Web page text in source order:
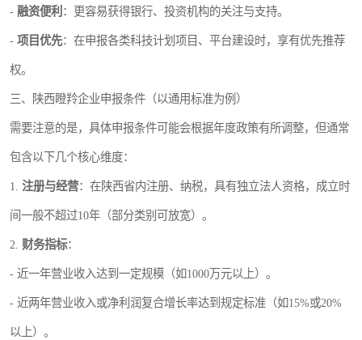
- 融资便利 ：更容易获得银行、投资机构的关注与支持。
- 项目优先：在申报各类科技计划项目、平台建设时，享有优先推荐
权。
三、陕西瞪羚企业申报条件（以通用标准为例）
需要注意的是，具体申报条件可能会根据年度政策有所调整，但通常
包含以下几个核心维度：
1. 注册与经营：在陕西省内注册、纳税，具有独立法人资格，成立时
间一般不超过10年（部分类别可放宽）。
2. 财务指标：
- 近一年营业收入达到一定规模（如1000万元以上）。
- 近两年营业收入或净利润复合增长率达到规定标准（如15%或20%
以上）。